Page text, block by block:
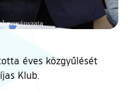
éves közgyűlését
Klub.